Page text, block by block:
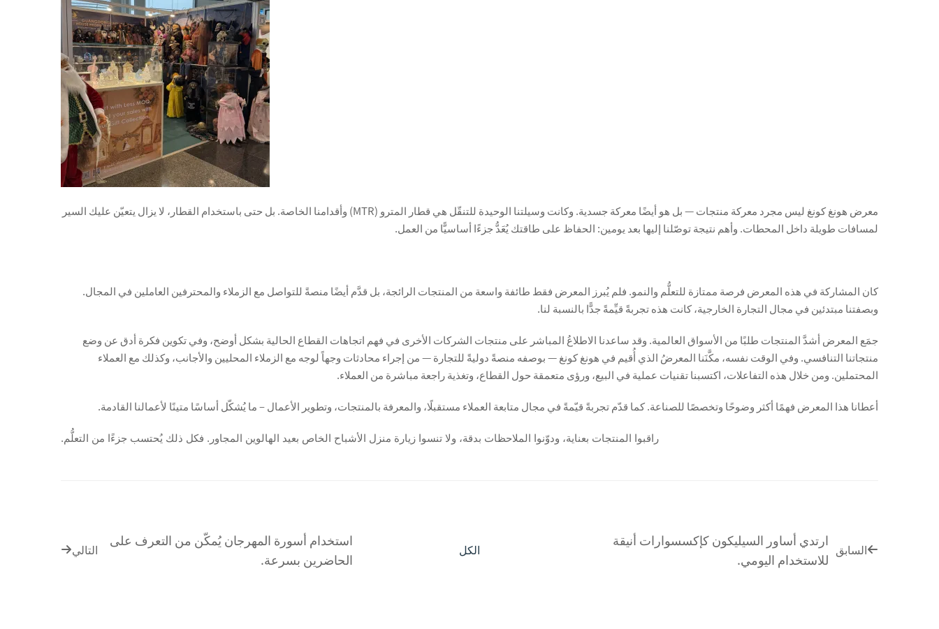
معرض هونغ كونغ ليس مجرد معركة منتجات — بل هو أيضًا معركة جسدية. وكانت وسيلتنا الوحيدة للتنقّل هي قطار المترو (MTR) وأقدامنا الخاصة. بل حتى باستخدام القطار، لا يزال يتعيّن عليك السير
لمسافات طويلة داخل المحطات. وأهم نتيجة توصّلنا إليها بعد يومين: الحفاظ على طاقتك يُعَدُّ جزءًا أساسيًّا من العمل.
كان المشاركة في هذه المعرض فرصة ممتازة للتعلُّم والنمو. فلم يُبرز المعرض فقط طائفة واسعة من المنتجات الرائجة، بل قدَّم أيضًا منصةً للتواصل مع الزملاء والمحترفين العاملين في المجال.
وبصفتنا مبتدئين في مجال التجارة الخارجية، كانت هذه تجربةً قيِّمةً جدًّا بالنسبة لنا.
جمَع المعرض أشدَّ المنتجات طلبًا من الأسواق العالمية. وقد ساعدنا الاطلاعُ المباشر على منتجات الشركات الأخرى في فهم اتجاهات القطاع الحالية بشكل أوضح، وفي تكوين فكرة أدق عن وضع
منتجاتنا التنافسي. وفي الوقت نفسه، مكَّنَنا المعرضُ الذي أُقيم في هونغ كونغ — بوصفه منصةً دوليةً للتجارة — من إجراء محادثات وجهاً لوجه مع الزملاء المحليين والأجانب، وكذلك مع العملاء
المحتملين. ومن خلال هذه التفاعلات، اكتسبنا تقنيات عملية في البيع، ورؤى متعمقة حول القطاع، وتغذية راجعة مباشرة من العملاء.
أعطانا هذا المعرض فهمًا أكثر وضوحًا وتخصصًا للصناعة. كما قدّم تجربةً قيّمةً في مجال متابعة العملاء مستقبلًا، والمعرفة بالمنتجات، وتطوير الأعمال – ما يُشكّل أساسًا متينًا لأعمالنا القادمة.
راقبوا المنتجات بعناية، ودوّنوا الملاحظات بدقة، ولا تنسوا زيارة منزل الأشباح الخاص بعيد الهالوين المجاور. فكل ذلك يُحتسب جزءًا من التعلُّم.
السابق
ارتدي أساور السيليكون كإكسسوارات أنيقة
للاستخدام اليومي.
الكل التالي
استخدام أسورة المهرجان يُمكّن من التعرف على
الحاضرين بسرعة.